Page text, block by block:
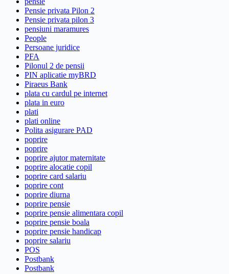
Pensie privata Pilon 2
Pensie privata pilon 3
pensiuni maramures
People
Persoane juridice
PFA
Pilonul 2 de pensii
PIN aplicatie myBRD
Piraeus Bank
plata cu cardul pe internet
plata in euro
plati
plati online
Polita asigurare PAD
poprire
poprire
poprire ajutor maternitate
poprire alocatie copil
poprire card salariu
poprire cont
poprire diurna
poprire pensie
poprire pensie alimentara copil
poprire pensie boala
poprire pensie handicap
poprire salariu
POS
Postbank
Postbank